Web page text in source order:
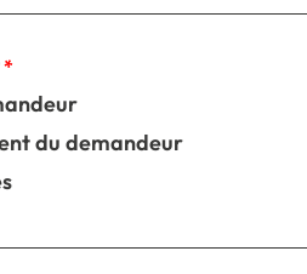
*
du demandeur